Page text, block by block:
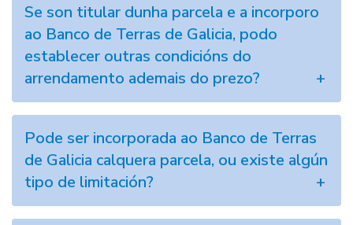
Se son titular dunha parcela e a incorporo
ao Banco de Terras de Galicia, podo
establecer outras condicións do
arrendamento ademais do prezo?
Pode ser incorporada ao Banco de Terras
de Galicia calquera parcela, ou existe algún
tipo de limitación?